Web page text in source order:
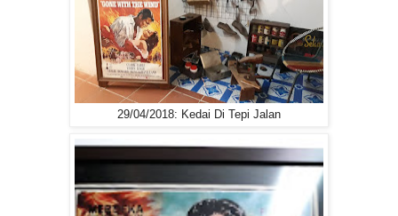
29/04/2018: Kedai Di Tepi Jalan